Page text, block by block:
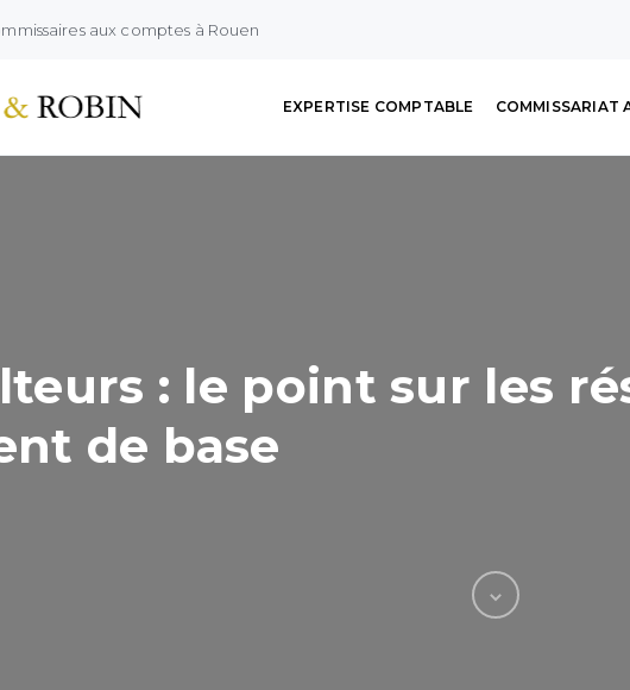
aux comptes à Rouen
EXPERTISE COMPTABLE COMMISSARIAT
: le point sur les
de base